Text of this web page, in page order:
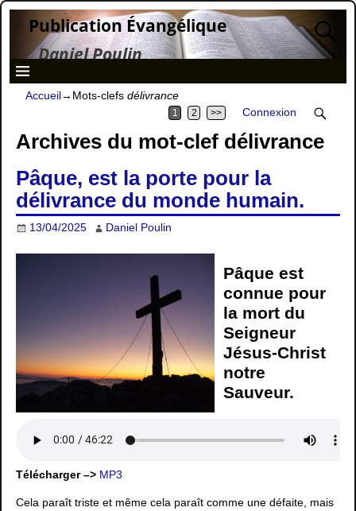
Publication Évangélique
Daniel Poulin
Accueil→Mots-clefs délivrance
1 2 >> Connexion
Archives du mot-clef délivrance
Pâque, est la porte pour la
délivrance du monde humain.
13/04/2025 Daniel Poulin
Pâque est
connue pour
la mort du
Seigneur
Jésus-Christ
notre
Sauveur.
Télécharger –> MP3
Cela paraît triste et même cela paraît comme une défaite, mais